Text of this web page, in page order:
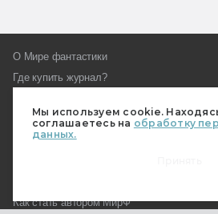
Мы используем cookie.
соглашаетесь на обработку
данных.
О Мире фантастики
Где купить журнал?
Наш магазин
Пользовательское соглашение
Как стать автором МирФ